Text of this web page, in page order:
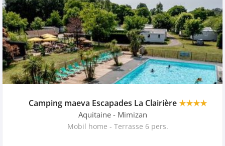
Camping maeva Escapades La Clairière★★★★
Aquitaine - Mimizan
Mobil home - Terrasse 6 pers.